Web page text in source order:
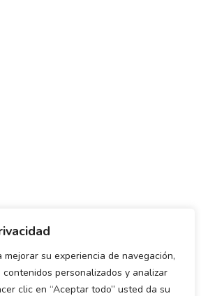
mejorar su experiencia de navegación,
personalizados y analizar
clic en “Aceptar todo” usted da su
Política de privacidad